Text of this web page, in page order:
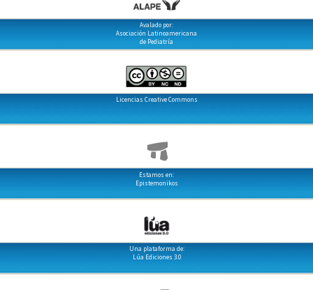
Avalado por:
Asociación Latinoamericana
de Pediatría
Licencias Creative Commons
Estamos en:
Epistemonikos
Una plataforma de:
Lúa Ediciones 3.0